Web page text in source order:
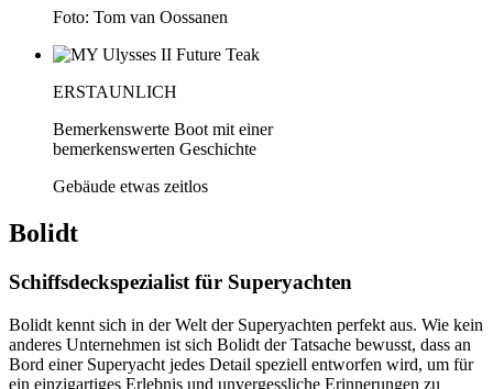
Foto: Tom van Oossanen
ERSTAUNLICH
Bemerkenswerte Boot mit einer
bemerkenswerten Geschichte
Gebäude etwas zeitlos
Bolidt
Schiffsdeckspezialist für Superyachten
Bolidt kennt sich in der Welt der Superyachten perfekt aus. Wie kein
anderes Unternehmen ist sich Bolidt der Tatsache bewusst, dass an
Bord einer Superyacht jedes Detail speziell entworfen wird, um für
ein einzigartiges Erlebnis und unvergessliche Erinnerungen zu